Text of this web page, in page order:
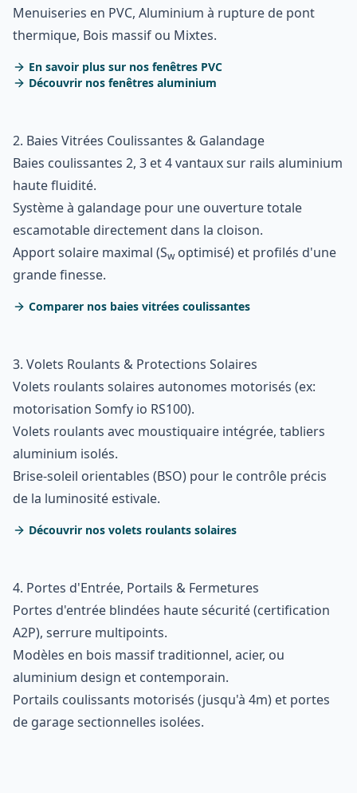
Menuiseries en PVC, Aluminium à rupture de pont
thermique, Bois massif ou Mixtes.
En savoir plus sur nos fenêtres PVC
Découvrir nos fenêtres aluminium
2. Baies Vitrées Coulissantes & Galandage
Baies coulissantes 2, 3 et 4 vantaux sur rails aluminium
haute fluidité.
Système à galandage pour une ouverture totale
escamotable directement dans la cloison.
Apport solaire maximal (Swoptimisé) et profilés d'une
grande finesse.
Comparer nos baies vitrées coulissantes
3. Volets Roulants & Protections Solaires
Volets roulants solaires autonomes motorisés (ex:
motorisation Somfy io RS100).
Volets roulants avec moustiquaire intégrée, tabliers
aluminium isolés.
Brise-soleil orientables (BSO) pour le contrôle précis
de la luminosité estivale.
Découvrir nos volets roulants solaires
4. Portes d'Entrée, Portails & Fermetures
Portes d'entrée blindées haute sécurité (certification
A2P), serrure multipoints.
Modèles en bois massif traditionnel, acier, ou
aluminium design et contemporain.
Portails coulissants motorisés (jusqu'à 4m) et portes
de garage sectionnelles isolées.